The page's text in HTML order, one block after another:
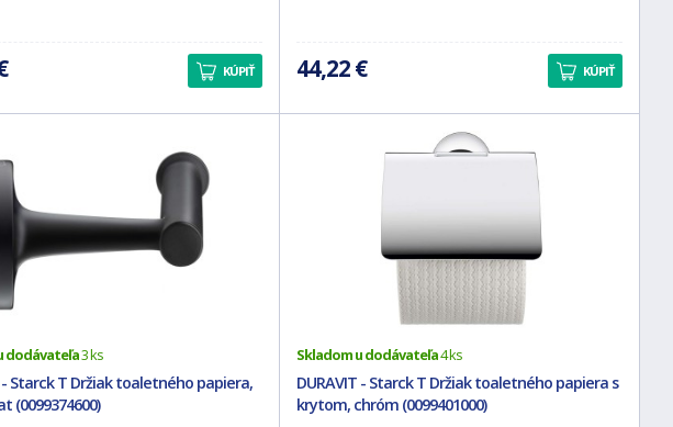
KÚPIŤ 44,22 € KÚPIŤ
dodávateľa3 ks
- Starck T Držiak toaletného papiera,
(0099374600)
Skladom u dodávateľa4 ks
DURAVIT - Starck T Držiak toaletného papiera s
krytom, chróm (0099401000)